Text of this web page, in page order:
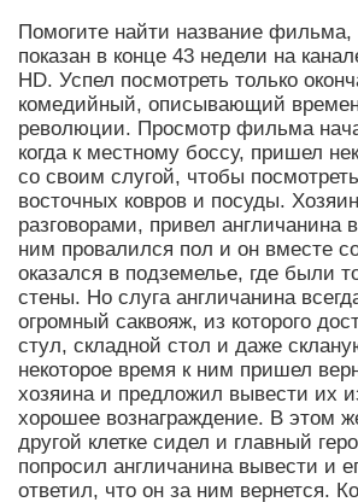
Помогите найти название
показан в конце 43 недели на
HD. Успел посмотреть только
комедийный, описывающий
революции. Просмотр фильма
когда к местному боссу, пришел
со своим слугой, чтобы
восточных ковров и посуды.
разговорами, привел англичанина
ним провалился пол и он вместе
оказался в подземелье, где были
стены. Но слуга англичанина
огромный саквояж, из которого
стул, складной стол и даже
некоторое время к ним пришел
хозяина и предложил вывести их
хорошее вознаграждение. В этом
другой клетке сидел и главный
попросил англичанина вывести и
ответил, что он за ним вернется.